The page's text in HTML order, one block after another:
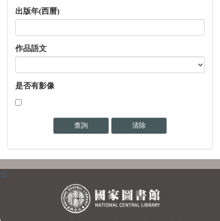
出版年(西曆)
作品語文
是否有影像
:::